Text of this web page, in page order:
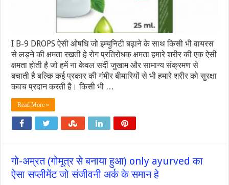
I B-9 DROPS ऐसी ओषधि जो इम्युनिटी बढ़ाने के साथ किसी भी वायरस
से लड़ने की क्षमता रखती हे रोग प्रतिरोधक क्षमता हमारे शरीर की एक ऐसी
क्षमता होती है जो हमें ना केवल सर्दी जुखाम और सामान्य संक्रमण से
बचाती है बल्कि कई प्रकार की गंभीर बीमारियों से भी हमारे शरीर को सुरक्षा
कवच प्रदान करती है। किसी भी …
Read More »
गो-अम्रत (गोमूत्र से बनाया हुआ) only ayurved का
ऐसा सप्लीमेंट जो संजीवनी अर्क के समान हे